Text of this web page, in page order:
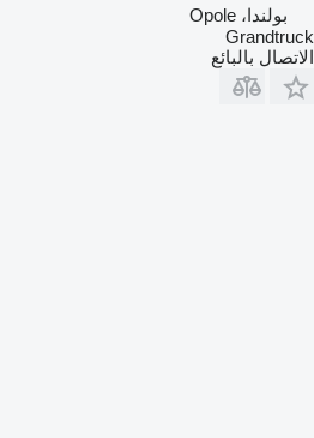
بولندا، Opole
Grandtruck
الاتصال بالبائع